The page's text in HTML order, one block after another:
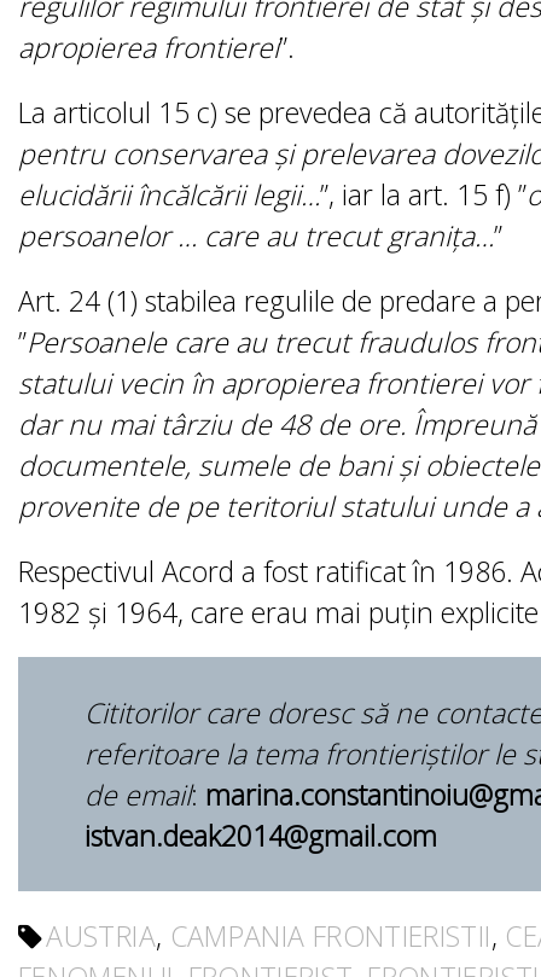
apropierea frontierei”.
La articolul 15 c) se prevedea că
pentru conservarea şi prelevarea
elucidării încălcării legii…”, iar la art. 15 f) ”
persoanelor … care au trecut graniţa…”
Art. 24 (1) stabilea regulile de predare a
”Persoanele care au trecut fraudulos
statului vecin în apropierea frontierei
dar nu mai târziu de 48 de ore.
documentele, sumele de bani şi
provenite de pe teritoriul statului unde a
Respectivul Acord a fost ratificat în 1986.
1982 şi 1964, care erau mai puţin
Cititorilor care doresc să ne
referitoare la tema frontieriştilor le
de email:
istvan.deak2014@gmail.com
AUSTRIA, CAMPANIA FRONTIERISTII,